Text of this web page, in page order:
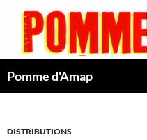
contenu
Pomme d'Amap
DISTRIBUTIONS